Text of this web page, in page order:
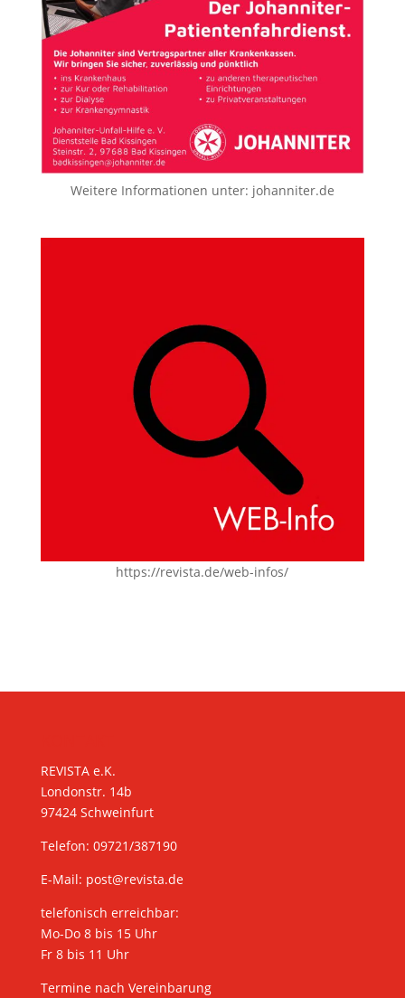
Weitere Informationen unter: johanniter.de
https://revista.de/web-infos/
REVISTA e.K.
Londonstr. 14b
97424 Schweinfurt
Telefon: 09721/387190
E-Mail: post@revista.de
telefonisch erreichbar:
Mo-Do 8 bis 15 Uhr
Fr 8 bis 11 Uhr
Termine nach Vereinbarung